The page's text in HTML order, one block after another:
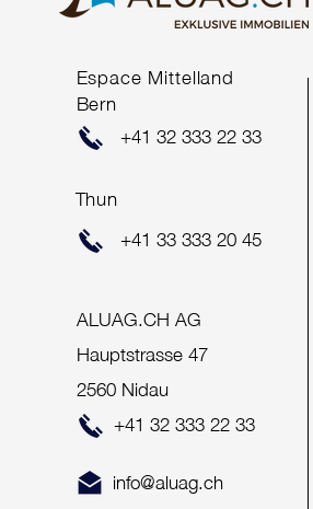
VERKAUF
Espace Mittelland
Bern
+41 32 333 22 33
Thun
+41 33 333 20 45
ALUAG.CH AG
Hauptstrasse 47
2560 Nidau
+41 32 333 22 33
info@aluag.ch